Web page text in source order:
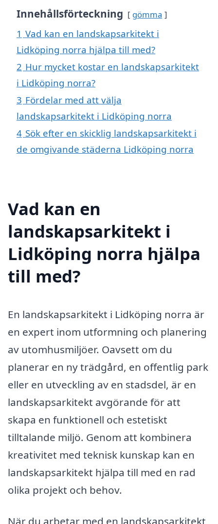
Innehållsförteckning gömma
1 Vad kan en landskapsarkitekt i
Lidköping norra hjälpa till med?
2 Hur mycket kostar en landskapsarkitekt
i Lidköping norra?
3 Fördelar med att välja
landskapsarkitekt i Lidköping norra
4 Sök efter en skicklig landskapsarkitekt i
de omgivande städerna Lidköping norra
Vad kan en
landskapsarkitekt i
Lidköping norra hjälpa
till med?
En landskapsarkitekt i Lidköping norra är
en expert inom utformning och planering
av utomhusmiljöer. Oavsett om du
planerar en ny trädgård, en offentlig park
eller en utveckling av en stadsdel, är en
landskapsarkitekt avgörande för att
skapa en funktionell och estetiskt
tilltalande miljö. Genom att kombinera
kreativitet med teknisk kunskap kan en
landskapsarkitekt hjälpa till med en rad
olika projekt och behov.
När du arbetar med en landskapsarkitekt